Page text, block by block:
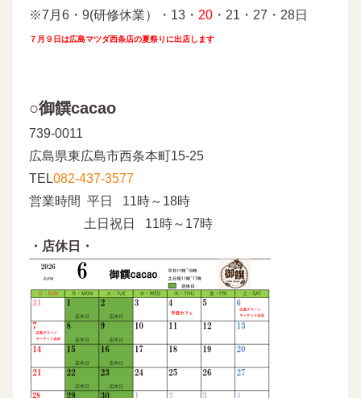
※7月6・9(研修休業）・13・ 20 ・21・27・28日
７月９日は広島マツダ西条店の夏祭りに出店します
○御饌cacao
739-0011
広島県東広島市西条本町15-25
TEL082-437-3577
営業時間 平日 11時～18時
土日祝日 11時～17時
・店休日・